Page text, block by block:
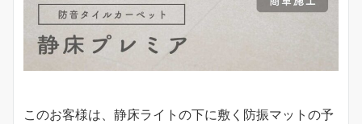
このお客様は、静床ライトの下に敷く防振マットの予